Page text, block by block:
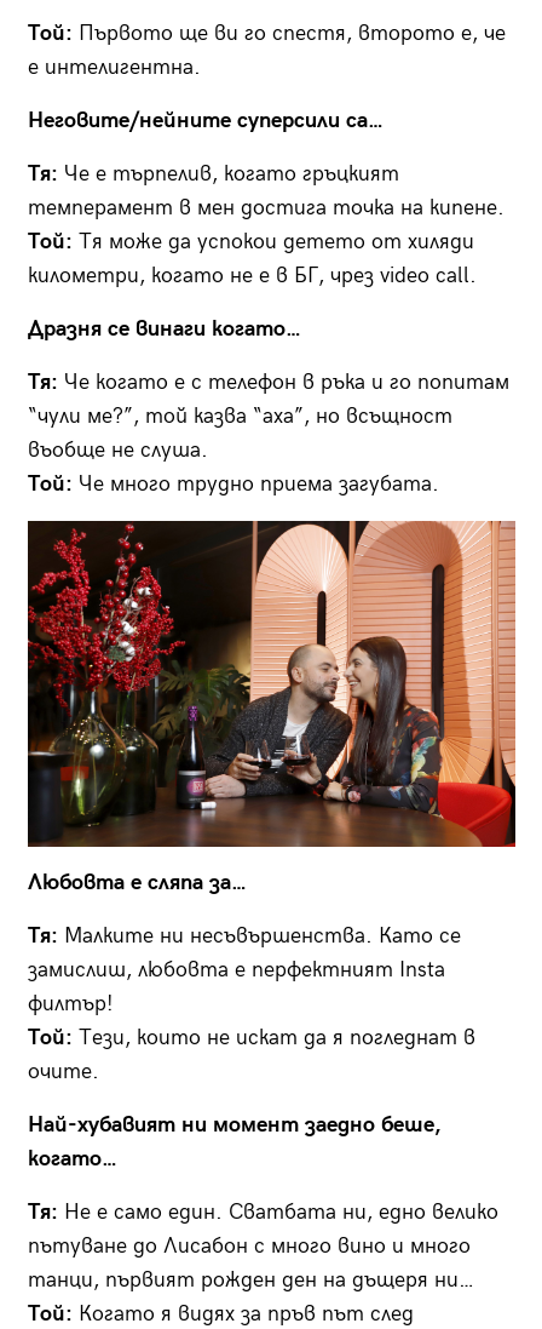
Той: Първото ще ви го спестя, второто е, че
е интелигентна.
Неговите/нейните суперсили са…
Тя: Че е търпелив, когато гръцкият
темперамент в мен достига точка на кипене.
Той: Тя може да успокои детето от хиляди
километри, когато не е в БГ, чрез video call.
Дразня се винаги когато…
Тя: Че когато е с телефон в ръка и го попитам
“чули ме?”, той казва “аха”, но всъщност
въобще не слуша.
Той: Че много трудно приема загубата.
Любовта е сляпа за…
Тя: Малките ни несъвършенства. Като се
замислиш, любовта е перфектният Insta
филтър!
Той: Тези, които не искат да я погледнат в
очите.
Най-хубавият ни момент заедно беше,
когато…
Тя: Не е само един. Сватбата ни, едно велико
пътуване до Лисабон с много вино и много
танци, първият рожден ден на дъщеря ни…
Той: Когато я видях за пръв път след